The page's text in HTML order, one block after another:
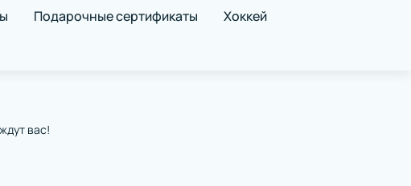
Подарочные сертификаты
Хоккей
вас!